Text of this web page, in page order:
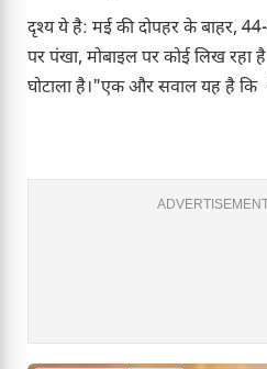
दृश्य ये है: मई की दोपहर के बाहर,
पर पंखा, मोबाइल पर कोई लिख रहा
घोटाला है।"एक और सवाल यह है कि